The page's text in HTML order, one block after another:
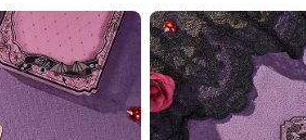
その着せ替え人形は恋
予約受付中